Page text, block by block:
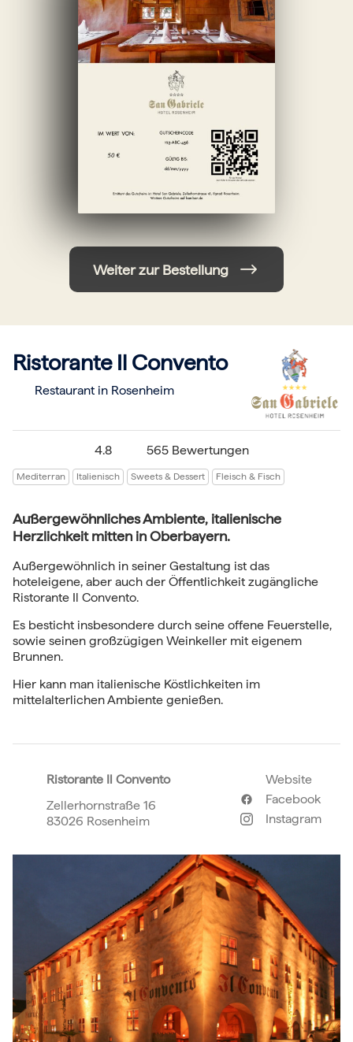
Frohe Weihnachten
Regionale Gutscheine
Berlin
Hamburg
München
Frankfurt
Köln
Düsseldorf
Stuttgart
Essen
-------
Geschmackvoll und maximal flexibel!
Einlösbar für alle 10.000 Partner und 3 Jahre gültig
Das ideale Geschenk für alle Anlässe
Weiter zur Bestellung
Ristorante Il Convento
Restaurant in Rosenheim
4.8 565 Bewertungen
Mediterran Italienisch Sweets & Dessert Fleisch & Fisch
Außergewöhnliches Ambiente, italienische
Herzlichkeit mitten in Oberbayern.
Außergewöhnlich in seiner Gestaltung ist das
hoteleigene, aber auch der Öffentlichkeit zugängliche
Ristorante Il Convento.
Es besticht insbesondere durch seine offene Feuerstelle,
sowie seinen großzügigen Weinkeller mit eigenem
Brunnen.
Hier kann man italienische Köstlichkeiten im
mittelalterlichen Ambiente genießen.
Ristorante Il Convento
Zellerhornstraße 16
83026 Rosenheim
Website
Facebook
Instagram